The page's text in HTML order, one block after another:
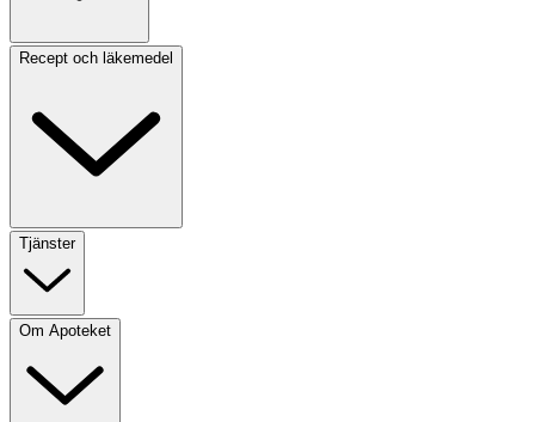
Recept och läkemedel
Tjänster
Om Apoteket